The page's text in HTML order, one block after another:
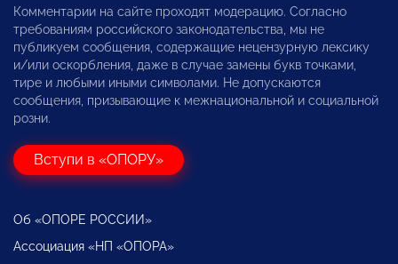
Комментарии на сайте проходят модерацию. Согласно
требованиям российского законодательства, мы не
публикуем сообщения, содержащие нецензурную лексику
и/или оскорбления, даже в случае замены букв точками,
тире и любыми иными символами. Не допускаются
сообщения, призывающие к межнациональной и социальной
розни.
Вступи в «ОПОРУ»
Об «ОПОРЕ РОССИИ»
Ассоциация «НП «ОПОРА»